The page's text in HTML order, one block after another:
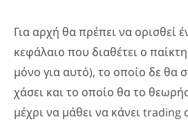
Για αρχή θα πρέπει να ορισθεί
κεφάλαιο που διαθέτει ο
μόνο για αυτό), το οποίο δε θα
χάσει και το οποίο θα το
μέχρι να μάθει να κάνει